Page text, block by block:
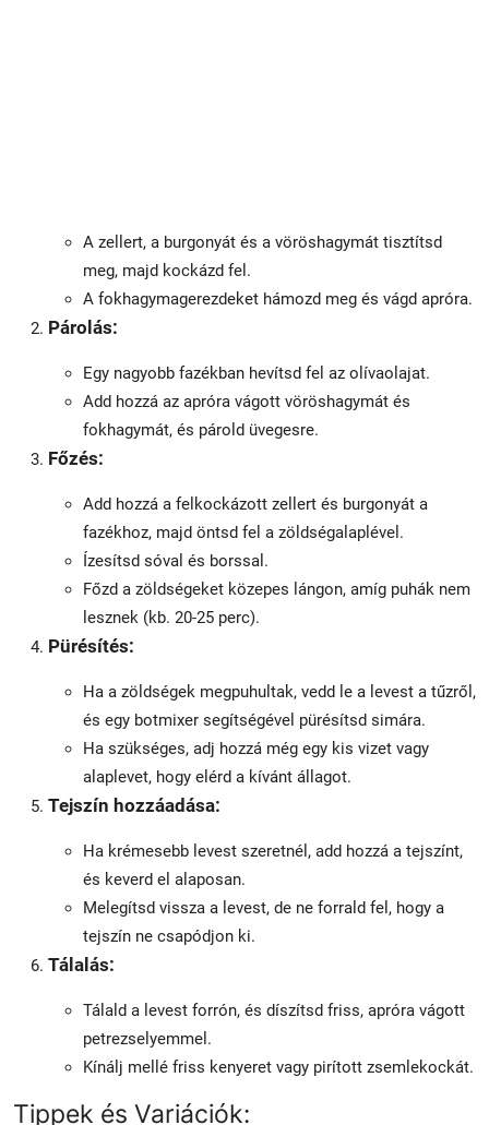
A zellert, a burgonyát és a vöröshagymát tisztítsd
meg, majd kockázd fel.
A fokhagymagerezdeket hámozd meg és vágd apróra.
Párolás:
Egy nagyobb fazékban hevítsd fel az olívaolajat.
Add hozzá az apróra vágott vöröshagymát és
fokhagymát, és párold üvegesre.
Főzés:
Add hozzá a felkockázott zellert és burgonyát a
fazékhoz, majd öntsd fel a zöldségalaplével.
Ízesítsd sóval és borssal.
Főzd a zöldségeket közepes lángon, amíg puhák nem
lesznek (kb. 20-25 perc).
Pürésítés:
Ha a zöldségek megpuhultak, vedd le a levest a tűzről,
és egy botmixer segítségével pürésítsd simára.
Ha szükséges, adj hozzá még egy kis vizet vagy
alaplevet, hogy elérd a kívánt állagot.
Tejszín hozzáadása:
Ha krémesebb levest szeretnél, add hozzá a tejszínt,
és keverd el alaposan.
Melegítsd vissza a levest, de ne forrald fel, hogy a
tejszín ne csapódjon ki.
Tálalás:
Tálald a levest forrón, és díszítsd friss, apróra vágott
petrezselyemmel.
Kínálj mellé friss kenyeret vagy pirított zsemlekockát.
Tippek és Variációk: